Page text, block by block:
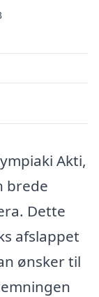
Akti,
brede
Dette
afslappet
ønsker til